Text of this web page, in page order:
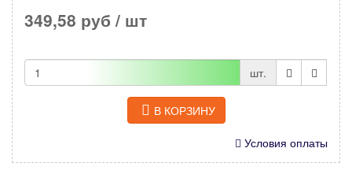
349,58 руб / шт
шт.
В КОРЗИНУ
Условия оплаты